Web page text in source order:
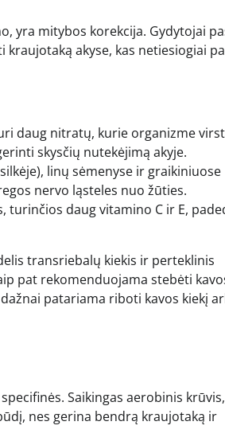
yra mitybos korekcija. Gydytojai
akyse, kas netiesiogiai
daug nitratų, kurie organizme
skysčių nutekėjimą akyje.
linų sėmenyse ir graikiniuose
nervo ląsteles nuo žūties.
turinčios daug vitamino C ir E,
transriebalų kiekis ir perteklinis
pat rekomenduojama stebėti
patariama riboti kavos kiekį
Saikingas aerobinis krūvis,
nes gerina bendrą kraujotaką ir